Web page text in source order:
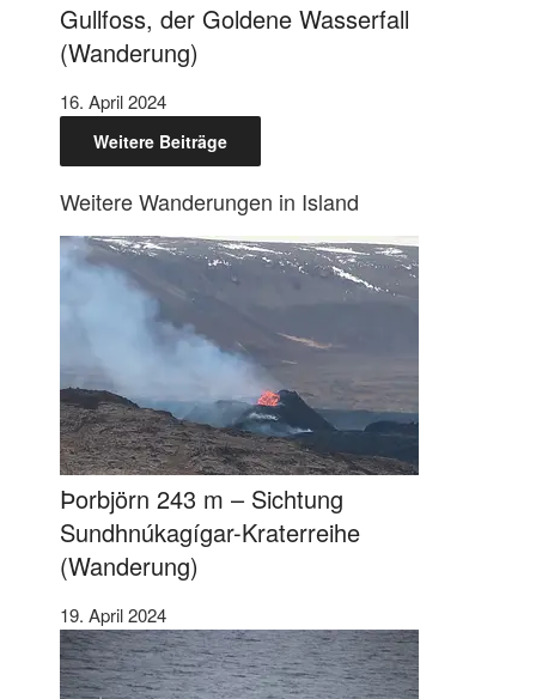
Gullfoss, der Goldene Wasserfall
(Wanderung)
16. April 2024
Weitere Beiträge
Weitere Wanderungen in Island
Þorbjörn 243 m – Sichtung
Sundhnúkagígar-Kraterreihe
(Wanderung)
19. April 2024